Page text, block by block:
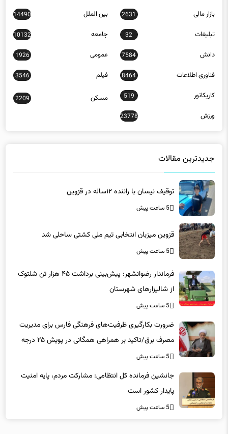
بازار مالی 2631 بین الملل 14490
تبلیغات 32 جامعه 10132
دانش 7584 عمومی 1926
فناوری اطلاعات 8464 فیلم 3546
کاریکاتور 519 مسکن 2209
ورزش 23778
جدیدترین مقالات
توقیف نیسان با راننده ۱۲ساله در قزوین
5 ساعت پیش
قزوین میزبان انتخابی تیم ملی کشتی ساحلی شد
5 ساعت پیش
فرماندار رضوانشهر: پیش‌بینی برداشت ۴۵ هزار تن شلتوک
از شالیزارهای شهرستان
5 ساعت پیش
ضرورت بکارگیری ظرفیت‌های فرهنگی فارس برای مدیریت
مصرف برق/تاکید بر همراهی همگانی در پویش ۲۵ درجه
5 ساعت پیش
جانشین فرمانده کل انتظامی: مشارکت مردم، پایه امنیت
پایدار کشور است
5 ساعت پیش